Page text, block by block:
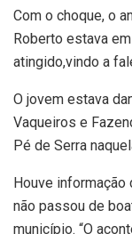
Com o choque, o
Roberto estava
atingido,vindo a
O jovem estava
Vaqueiros e
Pé de Serra
Houve informação
não passou de
município. “O